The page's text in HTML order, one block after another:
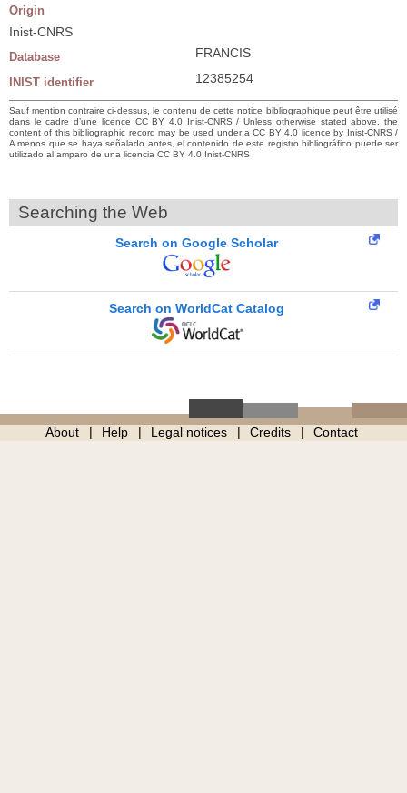
Origin
Inist-CNRS
Database FRANCIS
INIST identifier 12385254
Sauf mention contraire ci-dessus, le contenu de cette notice bibliographique peut être utilisé
dans le cadre d’une licence CC BY 4.0 Inist-CNRS / Unless otherwise stated above, the
content of this bibliographic record may be used under a CC BY 4.0 licence by Inist-CNRS /
A menos que se haya señalado antes, el contenido de este registro bibliográfico puede ser
utilizado al amparo de una licencia CC BY 4.0 Inist-CNRS
Searching the Web
Search on Google Scholar
Search on WorldCat Catalog
About Help Legal notices Credits Contact